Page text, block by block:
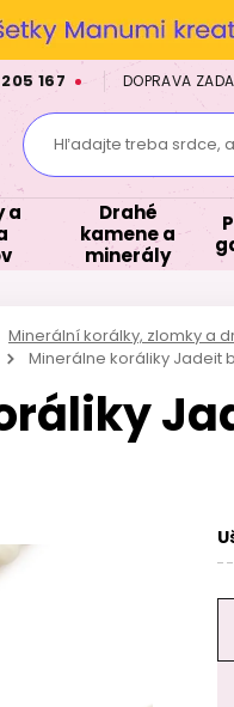
167 DOPRAVA
Hľadajte treba srdce,
a
Drahé
kamene a
minerály
Minerální korálky, zlomky a
Minerálne koráliky Jadeit